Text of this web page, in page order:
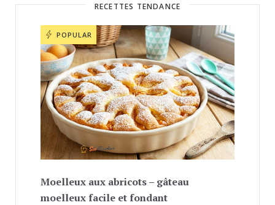
RECETTES TENDANCE
POPULAR
Moelleux aux abricots – gâteau
moelleux facile et fondant